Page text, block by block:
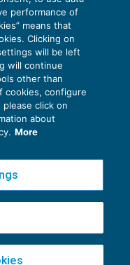
gli ESRS
Stakeholders
di sostenibilità di
dell’impresa
alle questioni
S.p.A.v2.32.4
- info@ecnews.it
performance of
means that
Clicking on
will be left
will continue
other than
cookies, configure
click on
about
More